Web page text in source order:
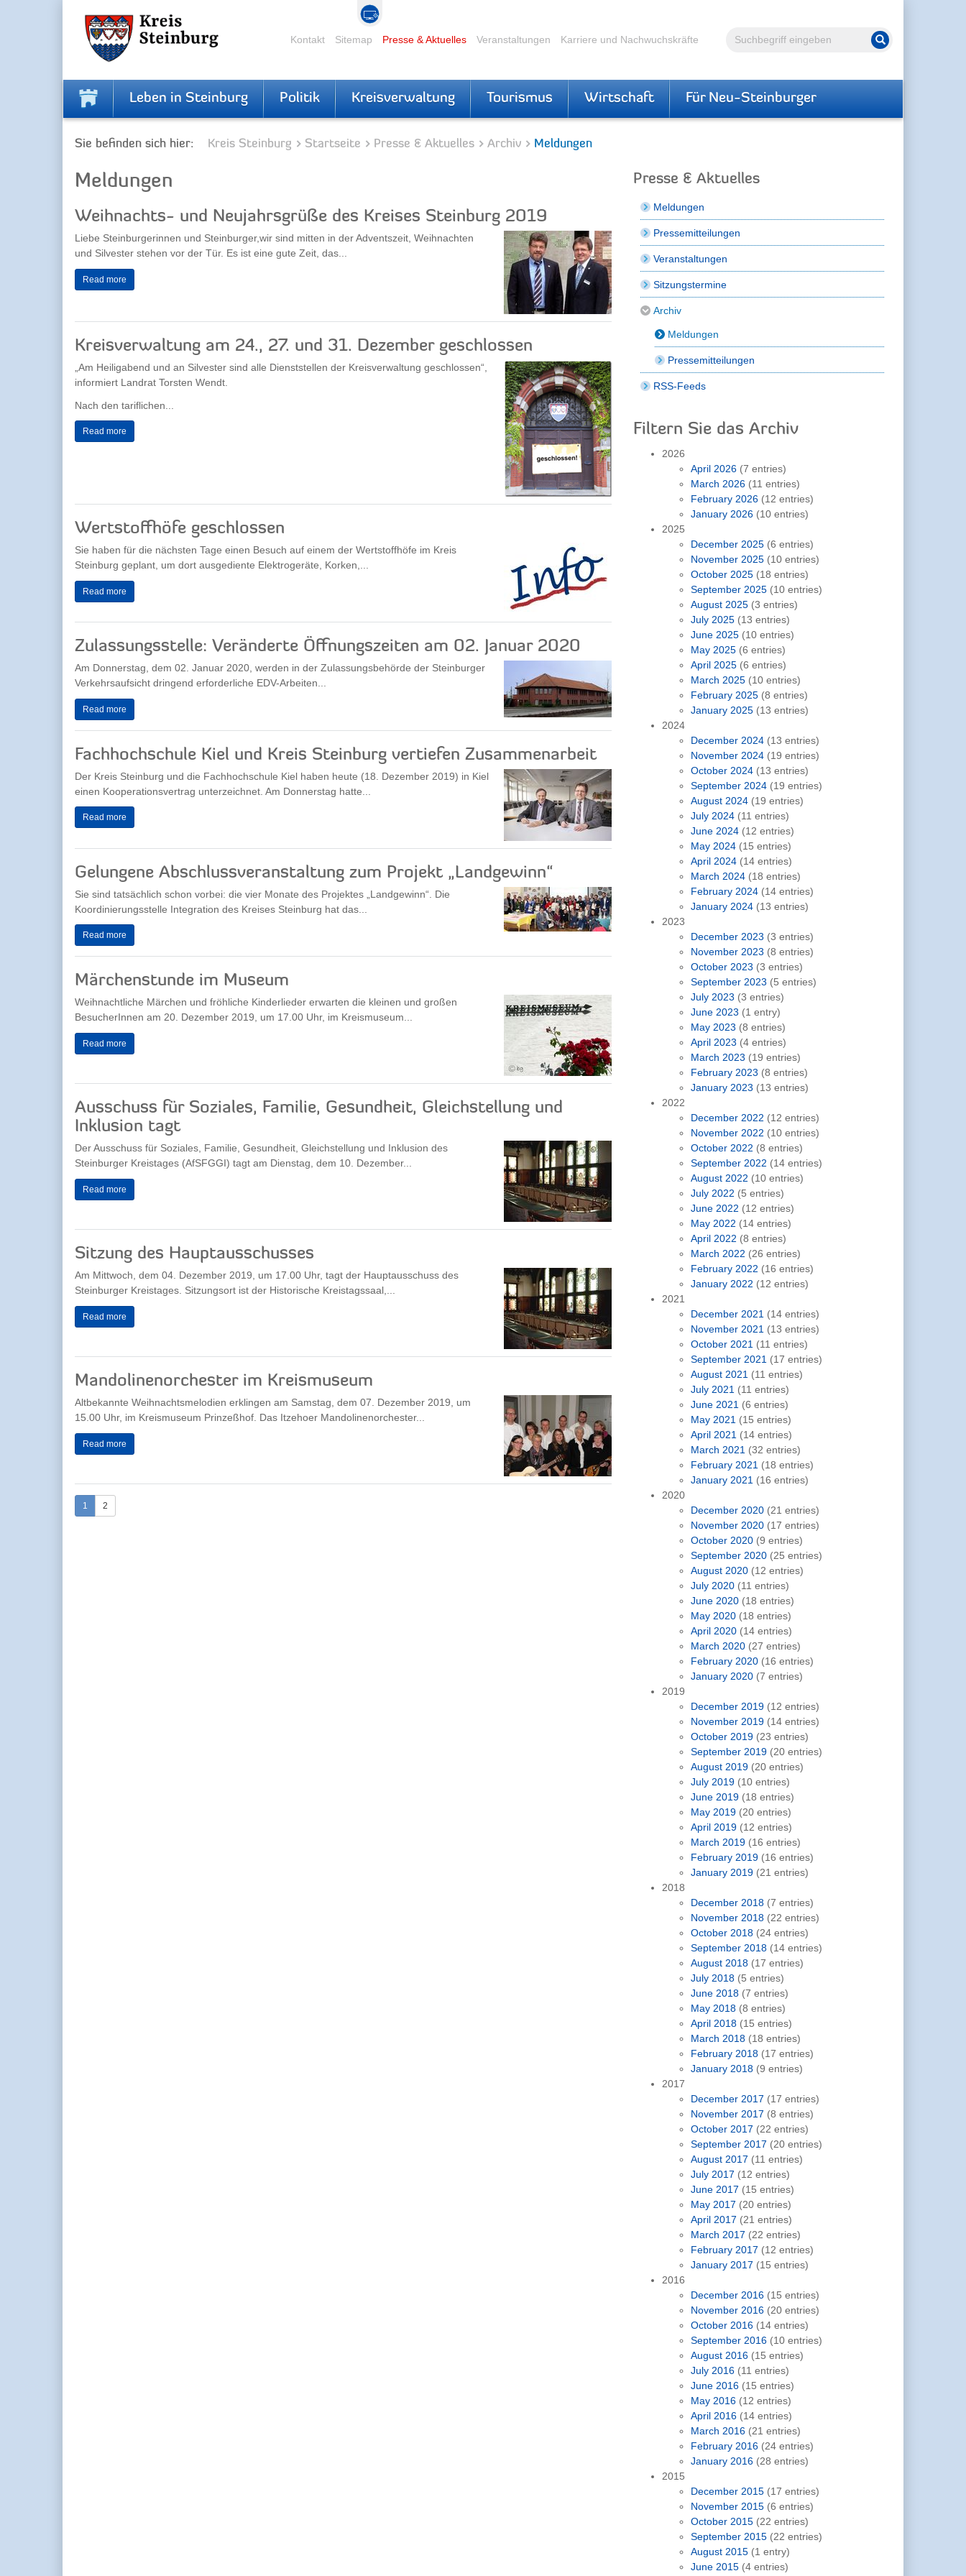
Volltextsuche Suche starten
Kontakt Sitemap Presse & Aktuelles Veranstaltungen Karriere und Nachwuchskräfte
Leben in Steinburg Politik Kreisverwaltung Tourismus Wirtschaft Für Neu-Steinburger
Sie befinden sich hier: Kreis Steinburg Startseite Presse & Aktuelles Archiv Meldungen
Meldungen
Weihnachts- und Neujahrsgrüße des Kreises Steinburg 2019
Liebe Steinburgerinnen und Steinburger,wir sind mitten in der Adventszeit, Weihnachten
und Silvester stehen vor der Tür. Es ist eine gute Zeit, das...
Read more
Kreisverwaltung am 24., 27. und 31. Dezember geschlossen
„Am Heiligabend und an Silvester sind alle Dienststellen der Kreisverwaltung geschlossen“,
informiert Landrat Torsten Wendt.
Nach den tariflichen...
Read more
Wertstoffhöfe geschlossen
Sie haben für die nächsten Tage einen Besuch auf einem der Wertstoffhöfe im Kreis
Steinburg geplant, um dort ausgediente Elektrogeräte, Korken,...
Read more
Zulassungsstelle: Veränderte Öffnungszeiten am 02. Januar 2020
Am Donnerstag, dem 02. Januar 2020, werden in der Zulassungsbehörde der Steinburger
Verkehrsaufsicht dringend erforderliche EDV-Arbeiten...
Read more
Fachhochschule Kiel und Kreis Steinburg vertiefen Zusammenarbeit
Der Kreis Steinburg und die Fachhochschule Kiel haben heute (18. Dezember 2019) in Kiel
einen Kooperationsvertrag unterzeichnet. Am Donnerstag hatte...
Read more
Gelungene Abschlussveranstaltung zum Projekt „Landgewinn“
Sie sind tatsächlich schon vorbei: die vier Monate des Projektes „Landgewinn“. Die
Koordinierungsstelle Integration des Kreises Steinburg hat das...
Read more
Märchenstunde im Museum
Weihnachtliche Märchen und fröhliche Kinderlieder erwarten die kleinen und großen
BesucherInnen am 20. Dezember 2019, um 17.00 Uhr, im Kreismuseum...
Read more
Ausschuss für Soziales, Familie, Gesundheit, Gleichstellung und
Inklusion tagt
Der Ausschuss für Soziales, Familie, Gesundheit, Gleichstellung und Inklusion des
Steinburger Kreistages (AfSFGGI) tagt am Dienstag, dem 10. Dezember...
Read more
Sitzung des Hauptausschusses
Am Mittwoch, dem 04. Dezember 2019, um 17.00 Uhr, tagt der Hauptausschuss des
Steinburger Kreistages. Sitzungsort ist der Historische Kreistagssaal,...
Read more
Mandolinenorchester im Kreismuseum
Altbekannte Weihnachtsmelodien erklingen am Samstag, dem 07. Dezember 2019, um
15.00 Uhr, im Kreismuseum Prinzeßhof. Das Itzehoer Mandolinenorchester...
Read more
1 2
Presse & Aktuelles
Meldungen
Pressemitteilungen
Veranstaltungen
Sitzungstermine
Archiv
Meldungen
Pressemitteilungen
RSS-Feeds
Filtern Sie das Archiv
2026
April 2026 (7 entries)
March 2026 (11 entries)
February 2026 (12 entries)
January 2026 (10 entries)
2025
December 2025 (6 entries)
November 2025 (10 entries)
October 2025 (18 entries)
September 2025 (10 entries)
August 2025 (3 entries)
July 2025 (13 entries)
June 2025 (10 entries)
May 2025 (6 entries)
April 2025 (6 entries)
March 2025 (10 entries)
February 2025 (8 entries)
January 2025 (13 entries)
2024
December 2024 (13 entries)
November 2024 (19 entries)
October 2024 (13 entries)
September 2024 (19 entries)
August 2024 (19 entries)
July 2024 (11 entries)
June 2024 (12 entries)
May 2024 (15 entries)
April 2024 (14 entries)
March 2024 (18 entries)
February 2024 (14 entries)
January 2024 (13 entries)
2023
December 2023 (3 entries)
November 2023 (8 entries)
October 2023 (3 entries)
September 2023 (5 entries)
July 2023 (3 entries)
June 2023 (1 entry)
May 2023 (8 entries)
April 2023 (4 entries)
March 2023 (19 entries)
February 2023 (8 entries)
January 2023 (13 entries)
2022
December 2022 (12 entries)
November 2022 (10 entries)
October 2022 (8 entries)
September 2022 (14 entries)
August 2022 (10 entries)
July 2022 (5 entries)
June 2022 (12 entries)
May 2022 (14 entries)
April 2022 (8 entries)
March 2022 (26 entries)
February 2022 (16 entries)
January 2022 (12 entries)
2021
December 2021 (14 entries)
November 2021 (13 entries)
October 2021 (11 entries)
September 2021 (17 entries)
August 2021 (11 entries)
July 2021 (11 entries)
June 2021 (6 entries)
May 2021 (15 entries)
April 2021 (14 entries)
March 2021 (32 entries)
February 2021 (18 entries)
January 2021 (16 entries)
2020
December 2020 (21 entries)
November 2020 (17 entries)
October 2020 (9 entries)
September 2020 (25 entries)
August 2020 (12 entries)
July 2020 (11 entries)
June 2020 (18 entries)
May 2020 (18 entries)
April 2020 (14 entries)
March 2020 (27 entries)
February 2020 (16 entries)
January 2020 (7 entries)
2019
December 2019 (12 entries)
November 2019 (14 entries)
October 2019 (23 entries)
September 2019 (20 entries)
August 2019 (20 entries)
July 2019 (10 entries)
June 2019 (18 entries)
May 2019 (20 entries)
April 2019 (12 entries)
March 2019 (16 entries)
February 2019 (16 entries)
January 2019 (21 entries)
2018
December 2018 (7 entries)
November 2018 (22 entries)
October 2018 (24 entries)
September 2018 (14 entries)
August 2018 (17 entries)
July 2018 (5 entries)
June 2018 (7 entries)
May 2018 (8 entries)
April 2018 (15 entries)
March 2018 (18 entries)
February 2018 (17 entries)
January 2018 (9 entries)
2017
December 2017 (17 entries)
November 2017 (8 entries)
October 2017 (22 entries)
September 2017 (20 entries)
August 2017 (11 entries)
July 2017 (12 entries)
June 2017 (15 entries)
May 2017 (20 entries)
April 2017 (21 entries)
March 2017 (22 entries)
February 2017 (12 entries)
January 2017 (15 entries)
2016
December 2016 (15 entries)
November 2016 (20 entries)
October 2016 (14 entries)
September 2016 (10 entries)
August 2016 (15 entries)
July 2016 (11 entries)
June 2016 (15 entries)
May 2016 (12 entries)
April 2016 (14 entries)
March 2016 (21 entries)
February 2016 (24 entries)
January 2016 (28 entries)
2015
December 2015 (17 entries)
November 2015 (6 entries)
October 2015 (22 entries)
September 2015 (22 entries)
August 2015 (1 entry)
June 2015 (4 entries)